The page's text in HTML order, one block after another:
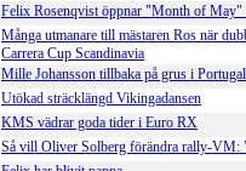
Felix Rosenqvist öppnar "Month of May"
Många utmanare till mästaren Ros när
Carrera Cup Scandinavia
Mille Johansson tillbaka på grus i
Utökad sträcklängd Vikingadansen
KMS vädrar goda tider i Euro RX
Så vill Oliver Solberg förändra rally-VM: